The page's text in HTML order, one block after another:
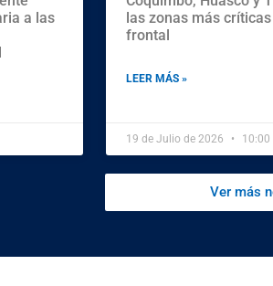
a las
las zonas más
frontal
LEER MÁS »
19 de Julio de 2026 10:00
Ver más